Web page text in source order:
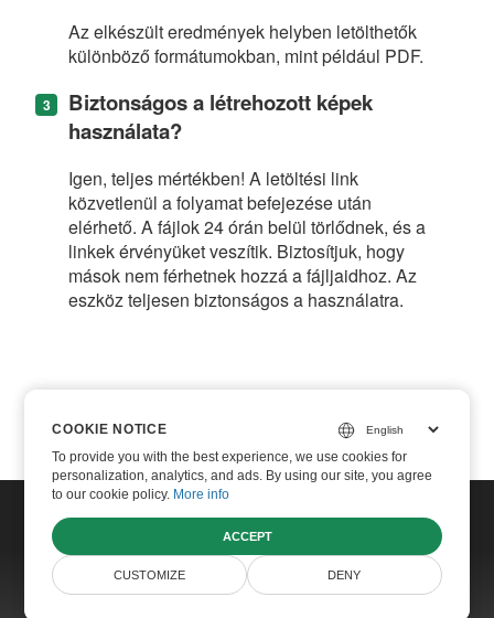
Az elkészült eredmények helyben letölthetők
különböző formátumokban, mint például PDF.
Biztonságos a létrehozott képek
használata?
Igen, teljes mértékben! A letöltési link
közvetlenül a folyamat befejezése után
elérhető. A fájlok 24 órán belül törlődnek, és a
linkek érvényüket veszítik. Biztosítjuk, hogy
mások nem férhetnek hozzá a fájljaidhoz. Az
eszköz teljesen biztonságos a használatra.
Home
Contact
COOKIE NOTICE
To provide you with the best experience, we use cookies for
personalization, analytics, and ads. By using our site, you agree
to our cookie policy. More info
ACCEPT
CUSTOMIZE DENY
COOKIE NOTICE
To provide you with the best experience, we use cookies for
personalization, analytics, and ads. By using our site, you agree
to our cookie policy. More info
ACCEPT
CUSTOMIZE DENY